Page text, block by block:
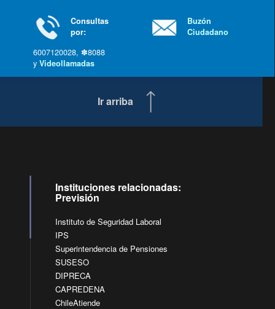
Consultas
por:
6007120028, ✽8088
yVideollamadas
Buzón
Ciudadano
Ir arriba
Instituciones relacionadas:
Previsión
Instituto de Seguridad Laboral
IPS
Superintendencia de Pensiones
SUSESO
DIPRECA
CAPREDENA
ChileAtiende